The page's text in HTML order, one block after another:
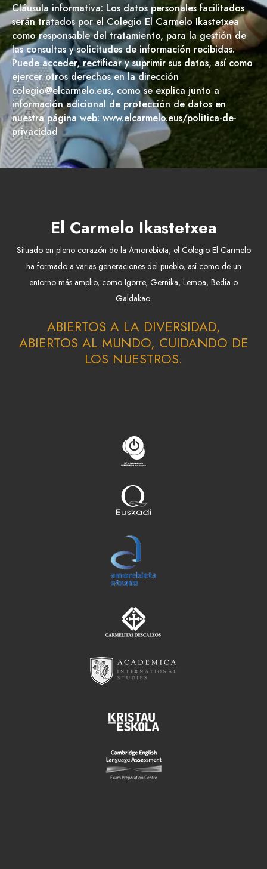
Cláusula informativa: Los datos personales facilitados
serán tratados por el Colegio El Carmelo Ikastetxea
como responsable del tratamiento, para la gestión de
las consultas y solicitudes de información recibidas.
Puede acceder, rectificar y suprimir sus datos, así como
ejercer otros derechos en la dirección
colegio@elcarmelo.eus, como se explica junto a
información adicional de protección de datos en
nuestra página web: www.elcarmelo.eus/politica-de-
privacidad
El Carmelo Ikastetxea
Situado en pleno corazón de la Amorebieta, el Colegio El Carmelo
ha formado a varias generaciones del pueblo, así como de un
entorno más amplio, como Igorre, Gernika, Lemoa, Bedia o
Galdakao.
ABIERTOS A LA DIVERSIDAD,
ABIERTOS AL MUNDO, CUIDANDO DE
LOS NUESTROS.